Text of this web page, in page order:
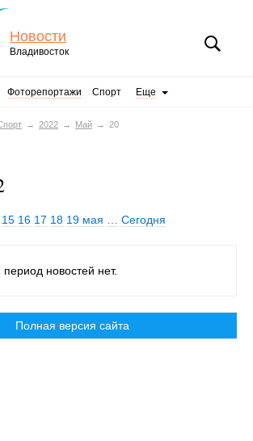
Новости
Владивосток
Фоторепортажи Спорт Еще
2022 Май 20
15 16 17 18 19 мая Сегодня
новостей нет.
Полная версия сайта